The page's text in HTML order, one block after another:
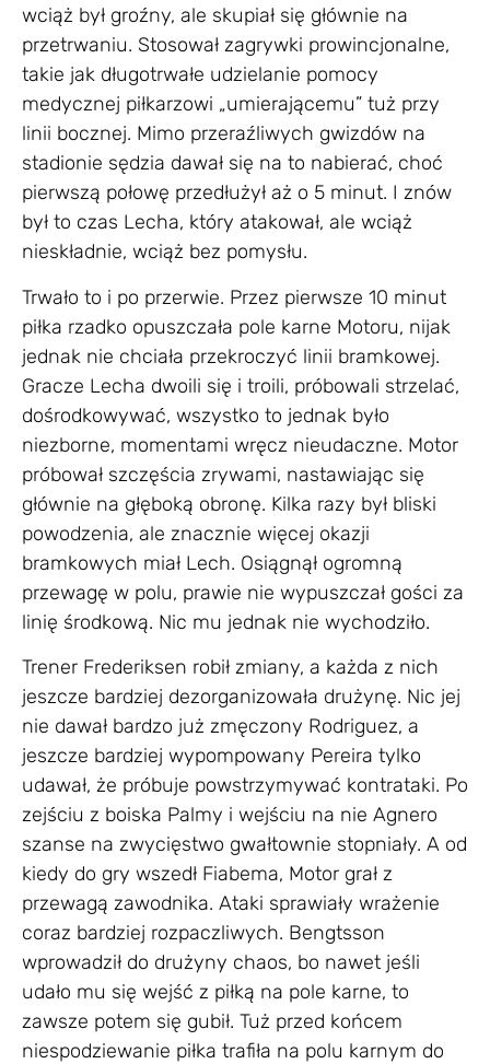
wciąż był groźny, ale skupiał się głównie na
przetrwaniu. Stosował zagrywki prowincjonalne,
takie jak długotrwałe udzielanie pomocy
medycznej piłkarzowi „umierającemu” tuż przy
linii bocznej. Mimo przeraźliwych gwizdów na
stadionie sędzia dawał się na to nabierać, choć
pierwszą połowę przedłużył aż o 5 minut. I znów
był to czas Lecha, który atakował, ale wciąż
nieskładnie, wciąż bez pomysłu.
Trwało to i po przerwie. Przez pierwsze 10 minut
piłka rzadko opuszczała pole karne Motoru, nijak
jednak nie chciała przekroczyć linii bramkowej.
Gracze Lecha dwoili się i troili, próbowali strzelać,
dośrodkowywać, wszystko to jednak było
niezborne, momentami wręcz nieudaczne. Motor
próbował szczęścia zrywami, nastawiając się
głównie na głęboką obronę. Kilka razy był bliski
powodzenia, ale znacznie więcej okazji
bramkowych miał Lech. Osiągnął ogromną
przewagę w polu, prawie nie wypuszczał gości za
linię środkową. Nic mu jednak nie wychodziło.
Trener Frederiksen robił zmiany, a każda z nich
jeszcze bardziej dezorganizowała drużynę. Nic jej
nie dawał bardzo już zmęczony Rodriguez, a
jeszcze bardziej wypompowany Pereira tylko
udawał, że próbuje powstrzymywać kontrataki. Po
zejściu z boiska Palmy i wejściu na nie Agnero
szanse na zwycięstwo gwałtownie stopniały. A od
kiedy do gry wszedł Fiabema, Motor grał z
przewagą zawodnika. Ataki sprawiały wrażenie
coraz bardziej rozpaczliwych. Bengtsson
wprowadził do drużyny chaos, bo nawet jeśli
udało mu się wejść z piłką na pole karne, to
zawsze potem się gubił. Tuż przed końcem
niespodziewanie piłka trafiła na polu karnym do